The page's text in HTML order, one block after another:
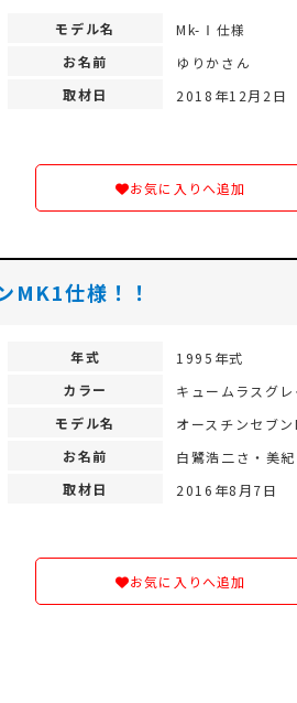
モデル名
Mk-Ⅰ仕様
お名前
ゆりかさん
取材日
2018年12月2日
お気に入りへ追加
MK1仕様！！
年式
1995年式
カラー
キュームラスグレ
モデル名
オースチンセブ
お名前
白鷺浩二さ・美
取材日
2016年8月7日
お気に入りへ追加